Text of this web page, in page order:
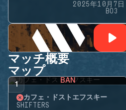
2025年10月7
BO3
マッチ概要
マップ
1 BAN
カフェ・ドストエフスキー
SHIFTERS